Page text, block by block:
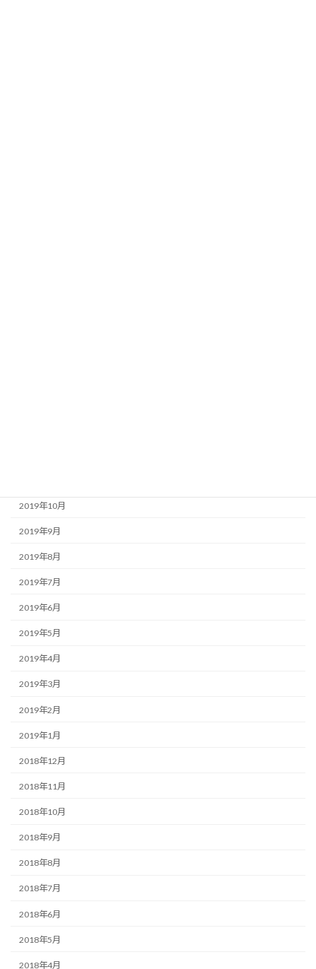
2019年10月
2019年9月
2019年8月
2019年7月
2019年6月
2019年5月
2019年4月
2019年3月
2019年2月
2019年1月
2018年12月
2018年11月
2018年10月
2018年9月
2018年8月
2018年7月
2018年6月
2018年5月
2018年4月